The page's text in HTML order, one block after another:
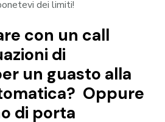
dei limiti!
con un call
di
un guasto alla
Oppure
di porta